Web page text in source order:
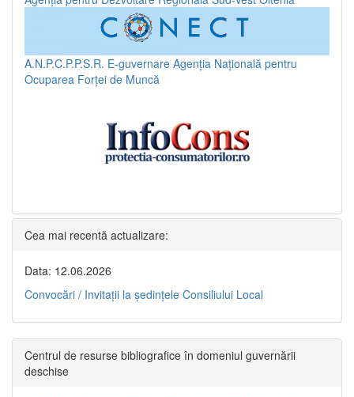
A.N.P.C.P.P.S.R. E-guvernare Agenția Națională pentru
Ocuparea Forței de Muncă
Cea mai recentă actualizare:
Data: 12.06.2026
Convocări / Invitaţii la şedinţele Consiliului Local
Centrul de resurse bibliografice în domeniul guvernării
deschise